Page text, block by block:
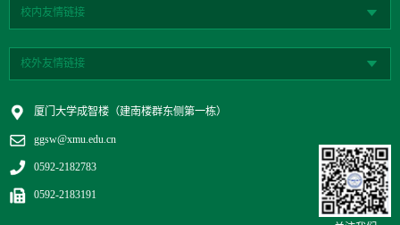
校内友情链接
校外友情链接
厦门大学成智楼（建南楼群东侧第一栋）
ggsw@xmu.edu.cn
0592-2182783
0592-2183191